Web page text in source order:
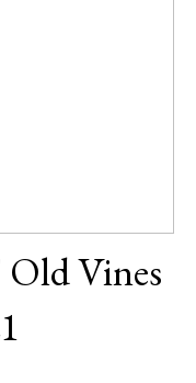
Vines